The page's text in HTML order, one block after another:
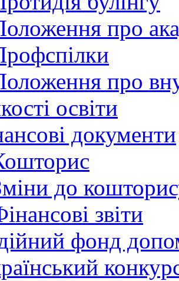
про
про
освіти
документи
до
звіти
фонд